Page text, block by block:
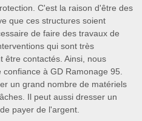
C'est la raison d'être des
que ces structures soient
de faire des travaux de
qui sont très
être contactés. Ainsi, nous
à GD Ramonage 95.
un grand nombre de matériels
Il peut aussi dresser un
payer de l'argent.